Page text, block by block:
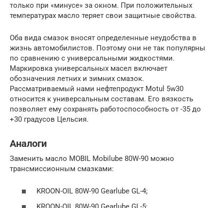
только при «минусе» за окном. При положительных
температурах масло теряет свои защитные свойства.
Оба вида смазок вносят определенные неудобства в
жизнь автомобилистов. Поэтому они не так популярны
по сравнению с универсальными жидкостями.
Маркировка универсальных масел включает
обозначения летних и зимних смазок.
Рассматриваемый нами нефтепродукт Motul 5w30
относится к универсальным составам. Его вязкость
позволяет ему сохранять работоспособность от -35 до
+30 градусов Цельсия.
Аналоги
Заменить масло MOBIL Mobilube 80W-90 можно
трансмиссионным смазками:
KROON-OIL 80W-90 Gearlube GL-4;